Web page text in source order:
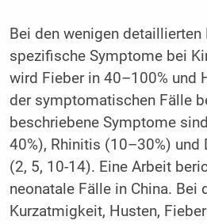
Bei den wenigen detaillierten
spezifische Symptome bei
wird Fieber in 40–100% und
der symptomatischen Fälle
beschriebene Symptome
40%), Rhinitis (10–30%) und
(2, 5, 10-14). Eine Arbeit
neonatale Fälle in China. Bei
Kurzatmigkeit, Husten,